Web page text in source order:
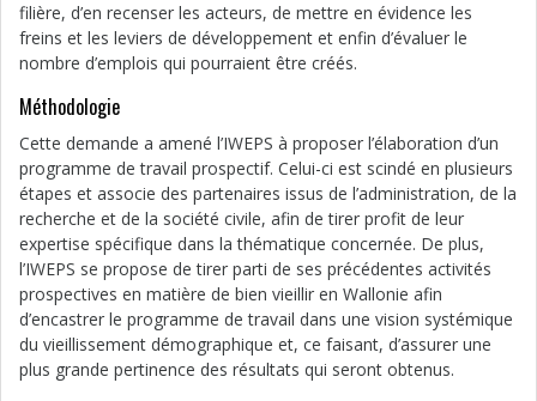
filière, d’en recenser les acteurs, de mettre en évidence les
freins et les leviers de développement et enfin d’évaluer le
nombre d’emplois qui pourraient être créés.
Méthodologie
Cette demande a amené l’IWEPS à proposer l’élaboration d’un
programme de travail prospectif. Celui-ci est scindé en plusieurs
étapes et associe des partenaires issus de l’administration, de la
recherche et de la société civile, afin de tirer profit de leur
expertise spécifique dans la thématique concernée. De plus,
l’IWEPS se propose de tirer parti de ses précédentes activités
prospectives en matière de bien vieillir en Wallonie afin
d’encastrer le programme de travail dans une vision systémique
du vieillissement démographique et, ce faisant, d’assurer une
plus grande pertinence des résultats qui seront obtenus.